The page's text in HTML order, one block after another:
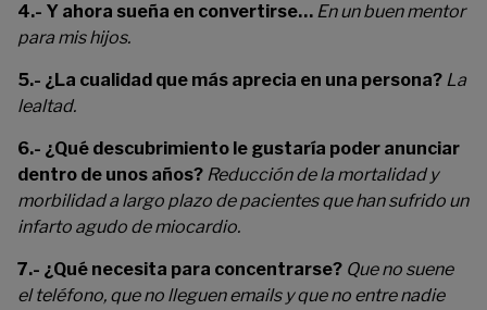
4.- Y ahora sueña en convertirse… En un buen mentor
para mis hijos.
5.- ¿La cualidad que más aprecia en una persona? La
lealtad.
6.- ¿Qué descubrimiento le gustaría poder anunciar
dentro de unos años? Reducción de la mortalidad y
morbilidad a largo plazo de pacientes que han sufrido un
infarto agudo de miocardio.
7.- ¿Qué necesita para concentrarse? Que no suene
el teléfono, que no lleguen emails y que no entre nadie